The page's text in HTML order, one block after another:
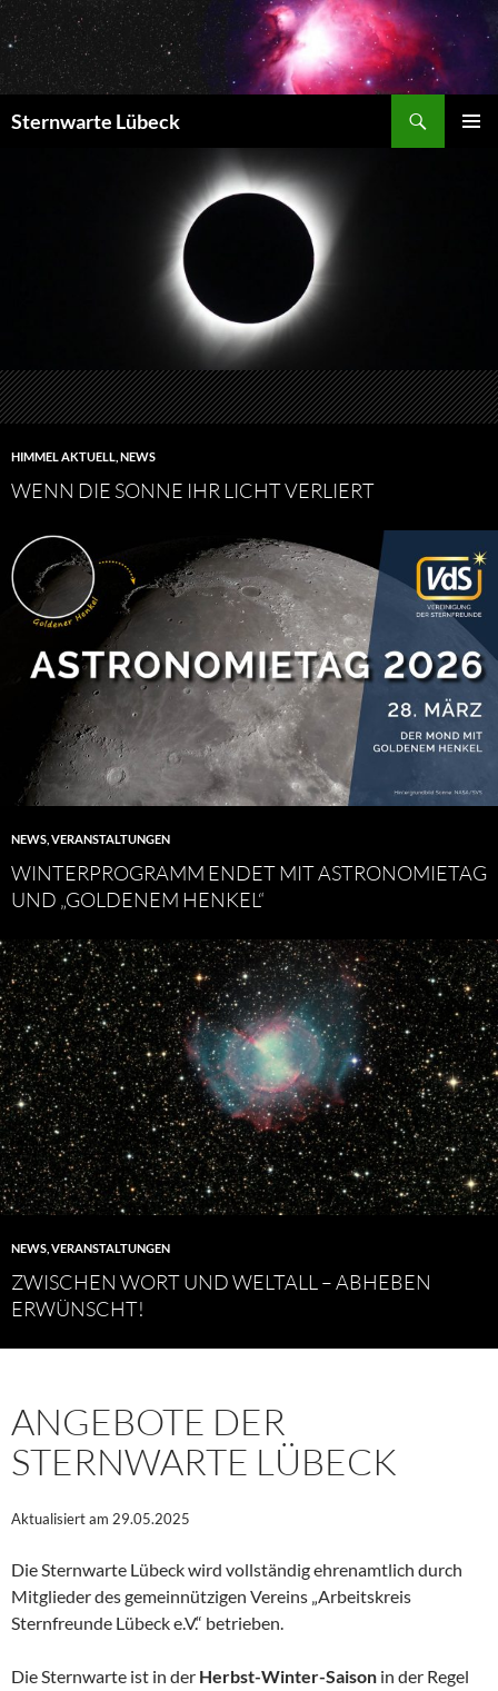
Zum
Inhalt
springen
Sternwarte Lübeck
HIMMEL AKTUELL NEWS
WENN DIE SONNE IHR LICHT VERLIERT
NEWS VERANSTALTUNGEN
WINTERPROGRAMM ENDET MIT ASTRONOMIETAG
UND „GOLDENEM HENKEL“
NEWS VERANSTALTUNGEN
ZWISCHEN WORT UND WELTALL – ABHEBEN
ERWÜNSCHT!
ANGEBOTE DER
STERNWARTE LÜBECK
Aktualisiert am 29.05.2025
Die Sternwarte Lübeck wird vollständig ehrenamtlich durch
Mitglieder des gemeinnützigen Vereins „Arbeitskreis
Sternfreunde Lübeck e.V.“ betrieben.
Die Sternwarte ist in der Herbst-Winter-Saison in der Regel